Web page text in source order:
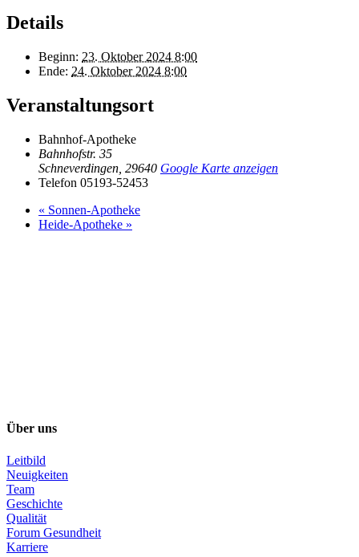
Details
Beginn: 23. Oktober 2024 8:00
Ende: 24. Oktober 2024 8:00
Veranstaltungsort
Bahnhof-Apotheke
Bahnhofstr. 35
Schneverdingen 29640 Google Karte anzeigen
Telefon 05193-52453
« Sonnen-Apotheke
Heide-Apotheke »
Über uns
Leitbild
Neuigkeiten
Team
Geschichte
Qualität
Forum Gesundheit
Karriere